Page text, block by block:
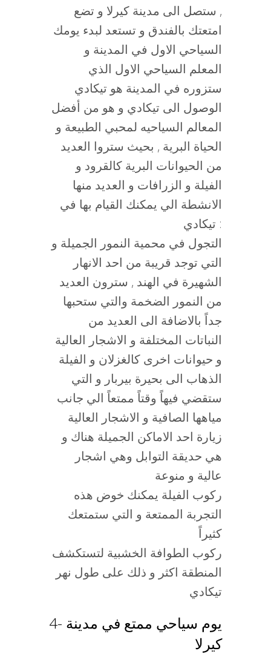
, ستصل الى مدينة كيرلا و تضع
امتعتك بالفندق و تستعد لبدء يومك
السياحي الاول في المدينة و
المعلم السياحي الاول الذي
ستزوره في المدينة هو تيكادي
الوصول الى تيكادي و هو من أفضل
المعالم السياحيه لمحبي الطبيعة و
الحياة البرية , بحيث ستروا العديد
من الحيوانات البرية كالقرود و
الفيلة و الزرافات و العديد منها
الانشطة الي يمكنك القيام بها في
تيكادي :
التجول في محمية النمور الجميلة و
التي توجد قريبة من احد الانهار
الشهيرة في الهند , سترون العديد
من النمور الضخمة والتي ستحبها
جداً بالاضافة الى العديد من
النباتات المختلفة و الاشجار العالية
و حيوانات اخرى كالغزلان و الفيلة
الذهاب الى بحيرة بيربار و التي
ستقضي فيهاً وقتاً ممتعاً الي جانب
مياهها الصافية و الاشجار العالية
زيارة احد الاماكن الجميلة هناك و
هي حديقة التوابل وهي اشجار
عالية و منوعة
ركوب الفيلة يمكنك خوض هذه
التجربة الممتعة و التي ستمتعك
كثيراً
ركوب الطوافة الخشبية لتستكشف
المنطقة اكثر و ذلك على طول نهر
تيكادي
4- يوم سياحي ممتع في مدينة
كيرلا